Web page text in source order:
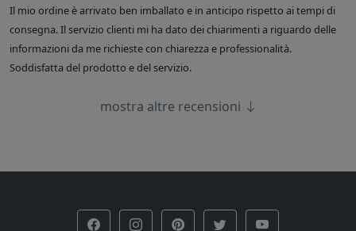
Il mio ordine è arrivato ben imballato e in anticipo rispetto ai tempi di
consegna. Il servizio clienti mi ha dato dei chiarimenti a riguardo delle
informazioni da me richieste con chiarezza e professionalità.
Soddisfatta del prodotto e del servizio.
mostra altre recensioni